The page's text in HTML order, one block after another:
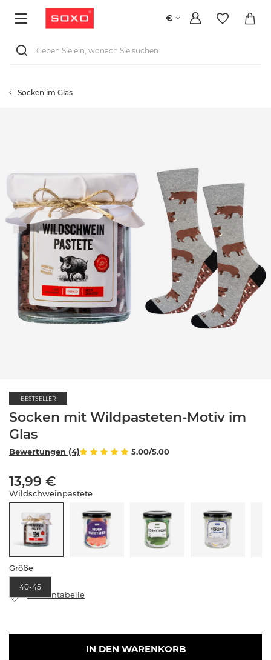
€
Socken im Glas
BESTSELLER
Socken mit Wildpasteten-Motiv im
Glas
5.00/5.00
Bewertungen (4)
13,99 €
Wildschweinpastete
Größe
40-45
Größentabelle
IN DEN WARENKORB